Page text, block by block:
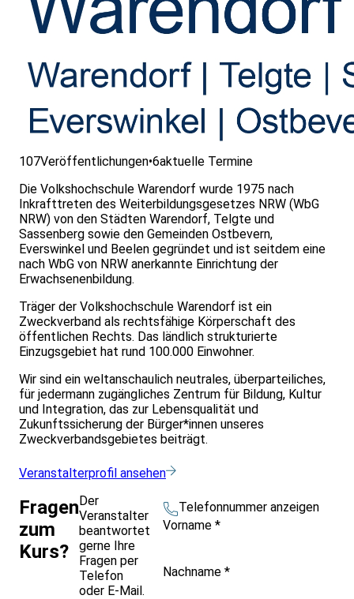
107Veröffentlichungen•6aktuelle Termine
Die Volkshochschule Warendorf wurde 1975 nach
Inkrafttreten des Weiterbildungsgesetzes NRW (WbG
NRW) von den Städten Warendorf, Telgte und
Sassenberg sowie den Gemeinden Ostbevern,
Everswinkel und Beelen gegründet und ist seitdem eine
nach WbG von NRW anerkannte Einrichtung der
Erwachsenenbildung.
Träger der Volkshochschule Warendorf ist ein
Zweckverband als rechtsfähige Körperschaft des
öffentlichen Rechts. Das ländlich strukturierte
Einzugsgebiet hat rund 100.000 Einwohner.
Wir sind ein weltanschaulich neutrales, überparteiliches,
für jedermann zugängliches Zentrum für Bildung, Kultur
und Integration, das zur Lebensqualität und
Zukunftssicherung der Bürger*innen unseres
Zweckverbandsgebietes beiträgt.
Veranstalterprofil ansehen
Fragen
zum
Kurs?
Der
Veranstalter
beantwortet
gerne Ihre
Fragen per
Telefon
oder E-Mail.
Telefonnummer anzeigen
Vorname *
Nachname *